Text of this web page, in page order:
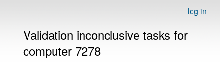
log in
Validation inconclusive tasks for
computer 7278